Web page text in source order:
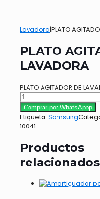
Lavadora|PLATO
PLATO
LAVADORA
PLATO AGITADOR DE
Comprar por WhatsAppp
Etiqueta: Samsung
10041
Productos
relacionados